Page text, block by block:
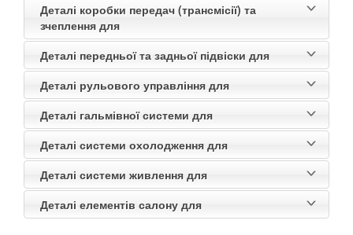
Деталі коробки передач (трансмісії) та
зчеплення для
Деталі передньої та задньої підвіски для
Деталі рульового управління для
Деталі гальмівної системи для
Деталі системи охолодження для
Деталі системи живлення для
Деталі елементів салону для